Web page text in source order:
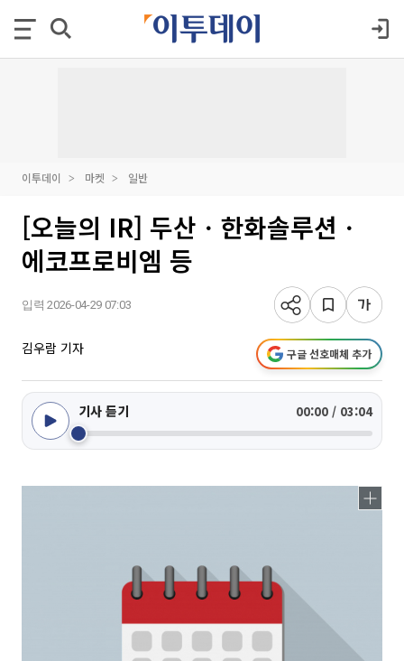
이투데이 마켓 일반
[오늘의 IR] 두산ㆍ한화솔루션ㆍ
에코프로비엠 등
입력 2026-04-29 07:03
김우람 기자 구글 선호매체 추가
기사 듣기 00:00 / 03:04